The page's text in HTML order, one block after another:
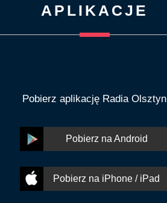
APLIKACJE
Pobierz aplikację Radia Olsztyn
Pobierz na Android
Pobierz na iPhone / iPad